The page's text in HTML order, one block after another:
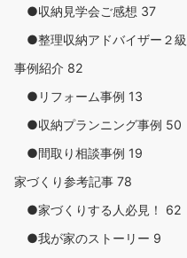
●収納見学会ご感想 37
●整理収納アドバイザー２
事例紹介 82
●リフォーム事例 13
●収納プランニング事例 50
●間取り相談事例 19
家づくり参考記事 78
●家づくりする人必見！ 62
●我が家のストーリー 9